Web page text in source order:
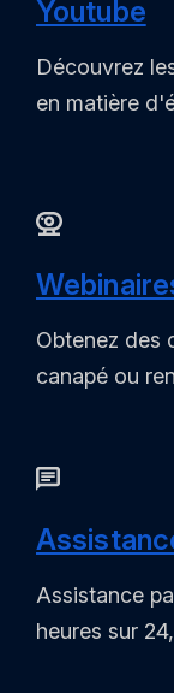
Youtube
Découvrez
en matière
Obtenez des
canapé ou
Assistance
heures sur